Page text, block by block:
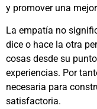
y promover una
La empatía no
dice o hace la otra
cosas desde su
experiencias. Por
necesaria para
satisfactoria.